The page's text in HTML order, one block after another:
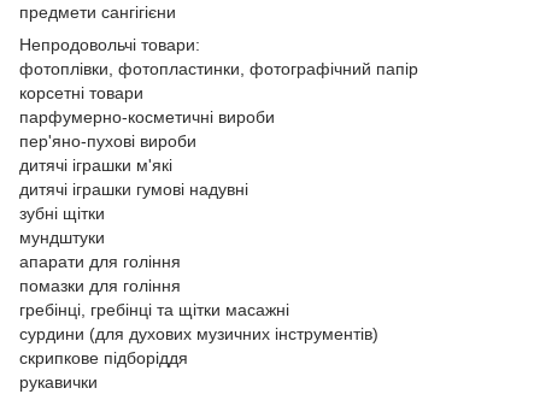
предмети сангігієни
Непродовольчі товари:
фотоплівки, фотопластинки, фотографічний папір
корсетні товари
парфумерно-косметичні вироби
пер'яно-пухові вироби
дитячі іграшки м'які
дитячі іграшки гумові надувні
зубні щітки
мундштуки
апарати для гоління
помазки для гоління
гребінці, гребінці та щітки масажні
сурдини (для духових музичних інструментів)
скрипкове підборіддя
рукавички